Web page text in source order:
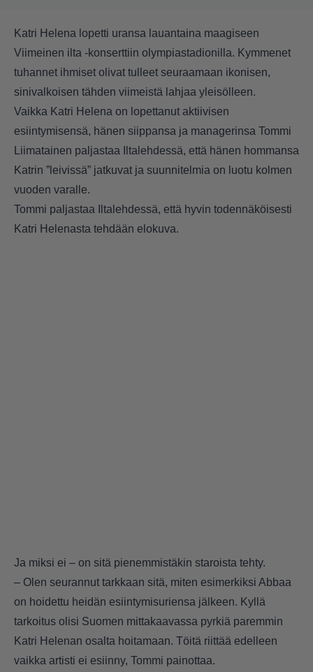
Katri Helena lopetti uransa lauantaina maagiseen
Viimeinen ilta -konserttiin olympiastadionilla. Kymmenet
tuhannet ihmiset olivat tulleet seuraamaan ikonisen,
sinivalkoisen tähden viimeistä lahjaa yleisölleen.
Vaikka Katri Helena on lopettanut aktiivisen
esiintymisensä, hänen siippansa ja managerinsa Tommi
Liimatainen paljastaa Iltalehdessä, että hänen hommansa
Katrin ”leivissä” jatkuvat ja suunnitelmia on luotu kolmen
vuoden varalle.
Tommi paljastaa
Iltalehdessä, että hyvin todennäköisesti
Katri Helenasta tehdään elokuva.
Ja miksi ei – on sitä pienemmistäkin staroista tehty.
– Olen seurannut tarkkaan sitä, miten esimerkiksi Abbaa
on hoidettu heidän esiintymisuriensa jälkeen. Kyllä
tarkoitus olisi Suomen mittakaavassa pyrkiä paremmin
Katri Helenan osalta hoitamaan. Töitä riittää edelleen
vaikka artisti ei esiinny, Tommi painottaa.